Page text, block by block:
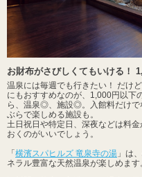
お財布がさびしくてもいける！
温泉には毎週でも行きたい！ だけ
にもおすすめなのが、1,000円以下
ら、温泉◎、施設◎。入館料だけで
ぶらで楽しめる施設も。
土日祝日や特定日、深夜などは料
おくのがいいでしょう。
「横濱スパヒルズ 竜泉寺の湯 」は
ネラル豊富な天然温泉が楽しめます